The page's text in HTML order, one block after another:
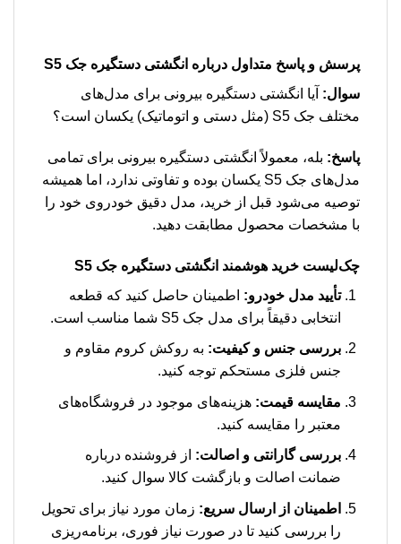
پرسش و پاسخ متداول درباره انگشتی دستگیره جک S5
سوال: آیا انگشتی دستگیره بیرونی برای مدل‌های
مختلف جک S5 (مثل دستی و اتوماتیک) یکسان است؟
پاسخ: بله، معمولاً انگشتی دستگیره بیرونی برای تمامی
مدل‌های جک S5 یکسان بوده و تفاوتی ندارد، اما همیشه
توصیه می‌شود قبل از خرید، مدل دقیق خودروی خود را
با مشخصات محصول مطابقت دهید.
چک‌لیست خرید هوشمند انگشتی دستگیره جک S5
تأیید مدل خودرو: اطمینان حاصل کنید که قطعه
انتخابی دقیقاً برای مدل جک S5 شما مناسب است.
بررسی جنس و کیفیت: به روکش کروم مقاوم و
جنس فلزی مستحکم توجه کنید.
مقایسه قیمت: هزینه‌های موجود در فروشگاه‌های
معتبر را مقایسه کنید.
بررسی گارانتی و اصالت: از فروشنده درباره
ضمانت اصالت و بازگشت کالا سوال کنید.
اطمینان از ارسال سریع: زمان مورد نیاز برای تحویل
را بررسی کنید تا در صورت نیاز فوری، برنامه‌ریزی